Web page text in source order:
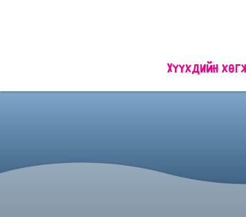
Хүүхдийн